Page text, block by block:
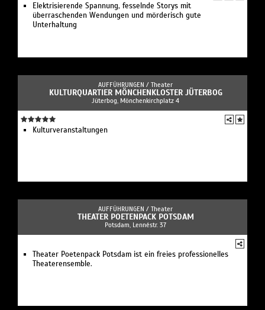
Elektrisierende Spannung, fesselnde Storys mit
überraschenden Wendungen und mörderisch gute
Unterhaltung
AUFFÜHRUNGEN / Theater
KULTURQUARTIER MÖNCHENKLOSTER JÜTERBOG
Jüterbog, Mönchenkirchplatz 4
Kulturveranstaltungen
AUFFÜHRUNGEN / Theater
THEATER POETENPACK POTSDAM
Potsdam, Lennéstr. 37
Theater Poetenpack Potsdam ist ein freies professionelles
Theaterensemble.